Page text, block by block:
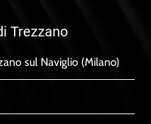
Trezzano
sul Naviglio (Milano)